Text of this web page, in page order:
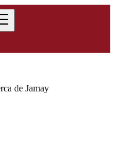
de Jamay